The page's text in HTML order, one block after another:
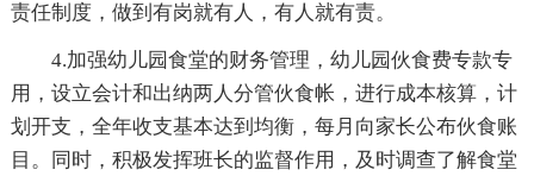
责任制度，做到有岗就有人，有人就有责。
4.加强幼儿园食堂的财务管理，幼儿园伙食费专款专
用，设立会计和出纳两人分管伙食帐，进行成本核算，计
划开支，全年收支基本达到均衡，每月向家长公布伙食账
目。同时，积极发挥班长的监督作用，及时调查了解食堂